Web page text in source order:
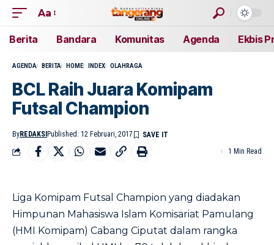
Aa
Berita Bandara Komunitas Agenda Ekbis
AGENDA BERITA HOME INDEX OLAHRAGA
BCL Raih Juara Komipam
Futsal Champion
ByREDAKSI Published: 12 Februari, 2017
1 Min Read
Liga Komipam Futsal Champion yang diadakan
Himpunan Mahasiswa Islam Komisariat Pamulang
(HMI Komipam) Cabang Ciputat dalam rangka